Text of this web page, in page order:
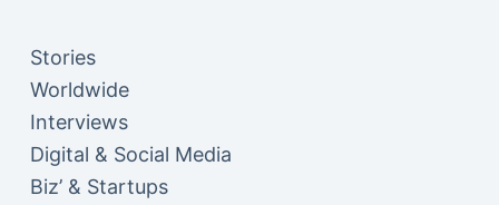
Stories
Worldwide
Interviews
Digital & Social Media
Biz’ & Startups